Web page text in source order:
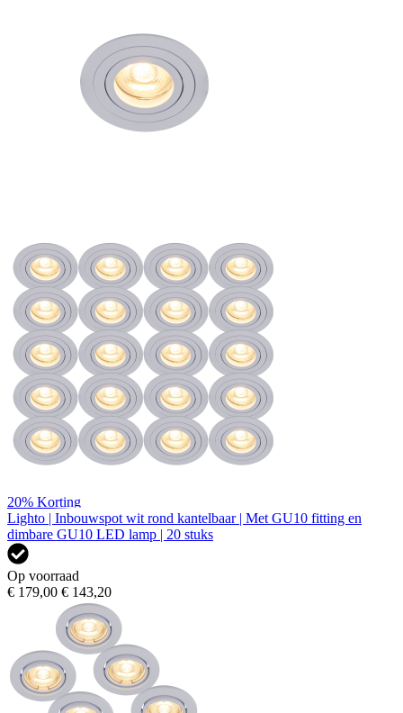
20% Korting
Lighto | Inbouwspot wit rond kantelbaar | Met GU10 fitting en
dimbare GU10 LED lamp | 20 stuks
Op voorraad
€ 179,00 € 143,20